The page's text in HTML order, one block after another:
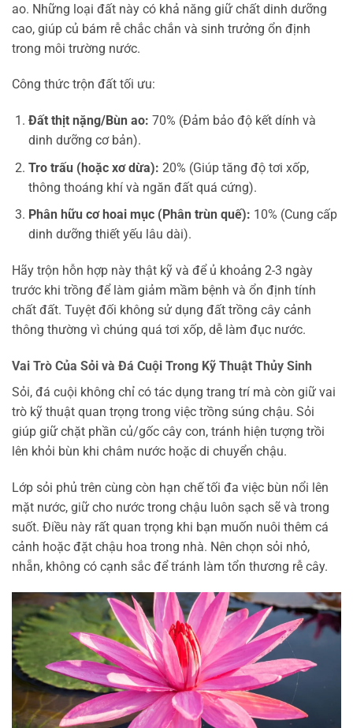
ao. Những loại đất này có khả năng giữ chất dinh dưỡng
cao, giúp củ bám rễ chắc chắn và sinh trưởng ổn định
trong môi trường nước.
Công thức trộn đất tối ưu:
Đất thịt nặng/Bùn ao: 70% (Đảm bảo độ kết dính và
dinh dưỡng cơ bản).
Tro trấu (hoặc xơ dừa): 20% (Giúp tăng độ tơi xốp,
thông thoáng khí và ngăn đất quá cứng).
Phân hữu cơ hoai mục (Phân trùn quế): 10% (Cung cấp
dinh dưỡng thiết yếu lâu dài).
Hãy trộn hỗn hợp này thật kỹ và để ủ khoảng 2-3 ngày
trước khi trồng để làm giảm mầm bệnh và ổn định tính
chất đất. Tuyệt đối không sử dụng đất trồng cây cảnh
thông thường vì chúng quá tơi xốp, dễ làm đục nước.
Vai Trò Của Sỏi và Đá Cuội Trong Kỹ Thuật Thủy Sinh
Sỏi, đá cuội không chỉ có tác dụng trang trí mà còn giữ vai
trò kỹ thuật quan trọng trong việc trồng súng chậu. Sỏi
giúp giữ chặt phần củ/gốc cây con, tránh hiện tượng trồi
lên khỏi bùn khi châm nước hoặc di chuyển chậu.
Lớp sỏi phủ trên cùng còn hạn chế tối đa việc bùn nổi lên
mặt nước, giữ cho nước trong chậu luôn sạch sẽ và trong
suốt. Điều này rất quan trọng khi bạn muốn nuôi thêm cá
cảnh hoặc đặt chậu hoa trong nhà. Nên chọn sỏi nhỏ,
nhẵn, không có cạnh sắc để tránh làm tổn thương rễ cây.